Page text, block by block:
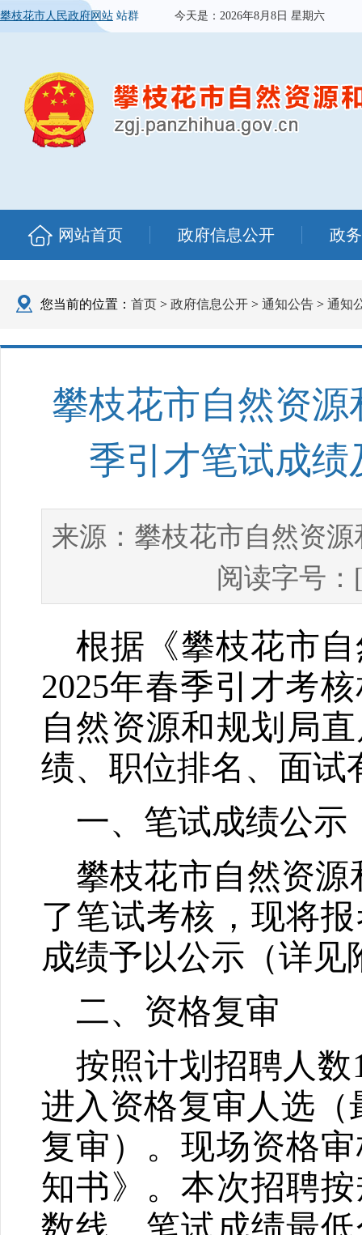
攀枝花市人民政府网站 站群 今天是： 2026年8月8日 星期六
网站首页 政府信息公开 政
您当前的位置： 首页 > 政府信息公开 > 通知公告 > 通知
攀枝花市自然资源
季引才笔试成
来源： 攀枝花市自然资
阅读字号
根据《攀枝花市
2025年春季引才考
自然资源和规划局
绩、职位排名、面试
一、笔试成绩公示
攀枝花市自然资源
了笔试考核，现将
成绩予以公示（详见
二、资格复审
按照计划招聘人数
进入资格复审人选（
复审）。现场资格
知书》。本次招聘